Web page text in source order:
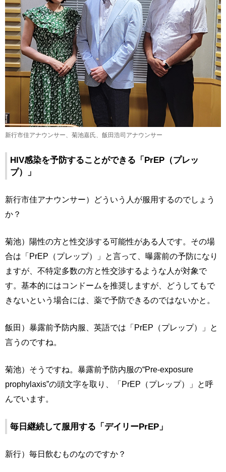
新行市佳アナウンサー、菊池嘉氏、飯田浩司アナウンサー
HIV感染を予防することができる「PrEP（プレッ
プ）」
新行市佳アナウンサー）どういう人が服用するのでしょう
か？
菊池）陽性の方と性交渉する可能性がある人です。その場
合は「PrEP（プレップ）」と言って、曝露前の予防になり
ますが、不特定多数の方と性交渉するような人が対象で
す。基本的にはコンドームを推奨しますが、どうしてもで
きないという場合には、薬で予防できるのではないかと。
飯田）暴露前予防内服、英語では「PrEP（プレップ）」と
言うのですね。
菊池）そうですね。暴露前予防内服の“Pre-exposure
prophylaxis”の頭文字を取り、「PrEP（プレップ）」と呼
んでいます。
毎日継続して服用する「デイリーPrEP」
新行）毎日飲むものなのですか？